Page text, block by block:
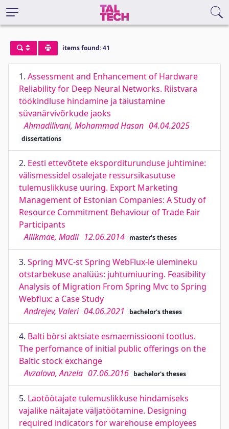
items found: 41
1. Assessment and Enhancement of Hardware
Reliability for Deep Neural Networks. Riistvara
töökindluse hindamine ja täiustamine
süvanärvivõrkude jaoks
Ahmadilivani, Mohammad Hasan 04.04.2025
dissertations
2. Eesti ettevõtete eksporditurunduse juhtimine:
välismessidel osalejate ressursikasutuse
tulemuslikkuse uuring. Export Marketing
Management of Estonian Companies: A Study of
Resource Commitment Behaviour of Trade Fair
Participants
Allikmäe, Madli 12.06.2014 master's theses
3. Spring MVC-st Spring WebFlux-le ülemineku
otstarbekuse analüüs: juhtumiuuring. Feasibility
Analysis of Migration From Spring Mvc to Spring
Webflux: a Case Study
Andrejev, Valeri 04.06.2021 bachelor's theses
4. Balti börsi aktsiate esmaemissiooni tootlus.
The perfomance of initial public offerings on the
Baltic stock exchange
Avzalova, Anzela 07.06.2016 bachelor's theses
5. Laotöötajate tulemuslikkuse hindamiseks
vajalike näitajate väljatöötamine. Designing
required indicators for warehouse employees